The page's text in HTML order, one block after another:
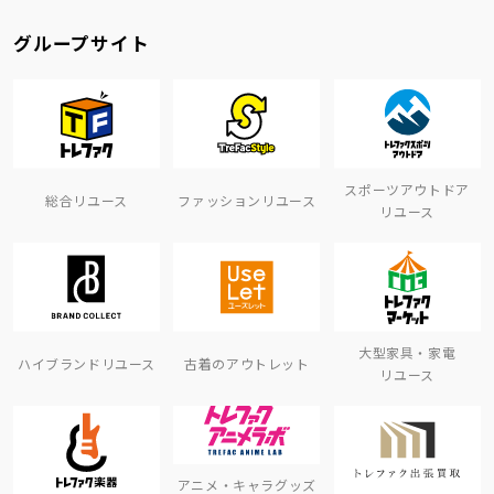
グループサイト
総合リユース ファッションリユース
スポーツアウトドア
リユース
ハイブランドリユース 古着のアウトレット
大型家具・家電
リユース
アニメ・キャラグッズ